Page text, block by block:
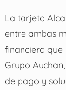
La tarjeta
entre ambas
financiera que
Grupo
de pago y